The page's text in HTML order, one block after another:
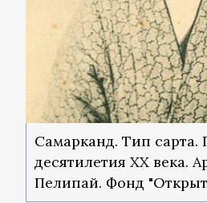
Самарканд. Тип сарта.
десятилетия ХХ века.
Пелипай. Фонд